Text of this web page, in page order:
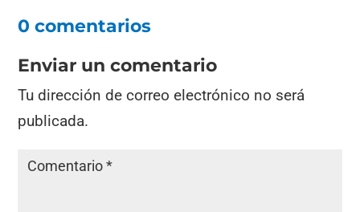
0 comentarios
Enviar un comentario
Tu dirección de correo electrónico no será
publicada.